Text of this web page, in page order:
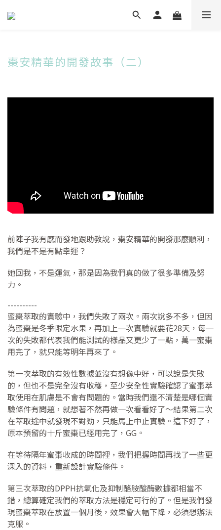
棗安精華的開發故事（二）
前陣子我有感而發地跟助教說，棗安精華的開發那麼順利，
我們是不是有點幸運？
她回我，不是運氣，那是因為我們真的做了很多準備及努
力。
----------
蜜棗萃取的實驗中，我們失敗了兩次。兩次說多不多，但因
為蜜棗是冬季限定水果，再加上一次實驗就要花28天，每一
次的失敗都代表我們能測試的樣品又更少了一點，萬一蜜棗
用完了，就只能等明年再來了。
第一次萃取的有效性數據並沒有想像中好，可以說是失敗
的，但也不是完全沒有收穫，至少安全性實驗確認了蜜棗萃
取使用在肌膚是不會有問題的。當時我們還不清楚是哪個實
驗條件有問題，就想著不然再做一次看看好了～結果第二次
在萃取途中就發現不對勁，只能馬上中止實驗。這下好了，
原本預留的十斤蜜棗已經用完了，GG。
在等待隔年蜜棗收成的時間裡，我們把握時間再找了一些更
深入的資料，重新設計實驗條件。
第三次萃取的DPPH抗氧化及抑制酪胺酸酶數據都相當不
錯，總算確定我們的萃取方法是穩定可行的了。但是我們發
現蜜棗萃取在放置一個月後，效果會大幅下降，必須想辦法
克服。